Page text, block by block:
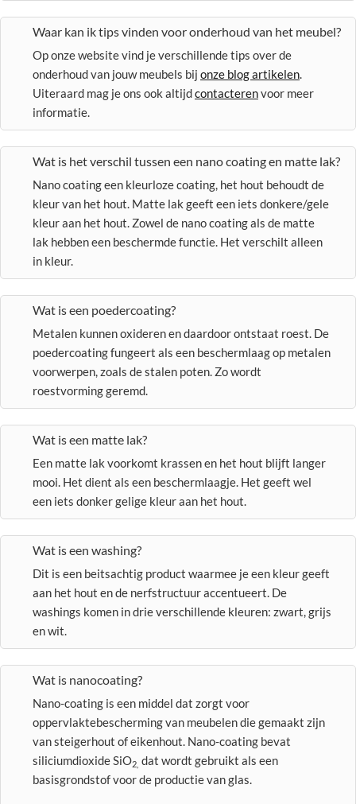
Waar kan ik tips vinden voor onderhoud van het meubel?
Op onze website vind je verschillende tips over de
onderhoud van jouw meubels bij onze blog artikelen.
Uiteraard mag je ons ook altijdcontacterenvoor meer
informatie.
Wat is het verschil tussen een nano coating en matte lak?
Nano coating een kleurloze coating, het hout behoudt de
kleur van het hout. Matte lak geeft een iets donkere/gele
kleur aan het hout. Zowel de nano coating als de matte
lak hebben een beschermde functie. Het verschilt alleen
in kleur.
Wat is een poedercoating?
Metalen kunnen oxideren en daardoor ontstaat roest. De
poedercoating fungeert als een beschermlaag op metalen
voorwerpen, zoals de stalen poten. Zo wordt
roestvorming geremd.
Wat is een matte lak?
Een matte lak voorkomt krassen en het hout blijft langer
mooi. Het dient als een beschermlaagje. Het geeft wel
een iets donker gelige kleur aan het hout.
Wat is een washing?
Dit is een beitsachtig product waarmee je een kleur geeft
aan het hout en de nerfstructuur accentueert. De
washings komen in drie verschillende kleuren: zwart, grijs
en wit.
Wat is nanocoating?
Nano-coating is een middel dat zorgt voor
oppervlaktebescherming van meubelen die gemaakt zijn
van steigerhout of eikenhout. Nano-coating bevat
siliciumdioxide SiO2, dat wordt gebruikt als een
basisgrondstof voor de productie van glas.